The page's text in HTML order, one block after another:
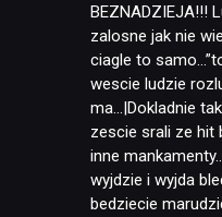
BEZNADZIEJA!!!
zalosne jak nie
ciagle to
wescie ludzie
ma…|Dokladnie
zescie srali ze hit
inne
wyjdzie i wyjda
bedziecie